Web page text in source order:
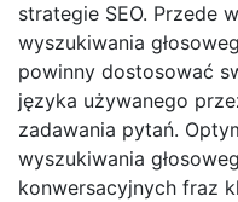
strategie SEO. Przede
wyszukiwania
powinny dostosować
języka używanego
zadawania pytań.
wyszukiwania
konwersacyjnych fraz